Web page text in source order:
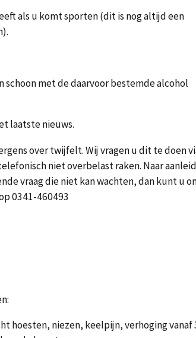
als u komt sporten (dit is nog altijd een
met de daarvoor bestemde alcohol
laatste nieuws.
over twijfelt. Wij vragen u dit te doen
niet overbelast raken. Naar
vraag die niet kan wachten, dan kunt u
0341-460493
hoesten, niezen, keelpijn, verhoging vanaf